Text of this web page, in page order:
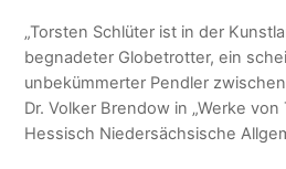
„Torsten Schlüter ist in der
begnadeter Globetrotter, ein
unbekümmerter Pendler
Dr. Volker Brendow in „Werke von
Hessisch Niedersächsische